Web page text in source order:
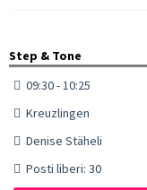
Step & Tone
09:30 - 10:25
Kreuzlingen
Denise Stäheli
Posti liberi: 30